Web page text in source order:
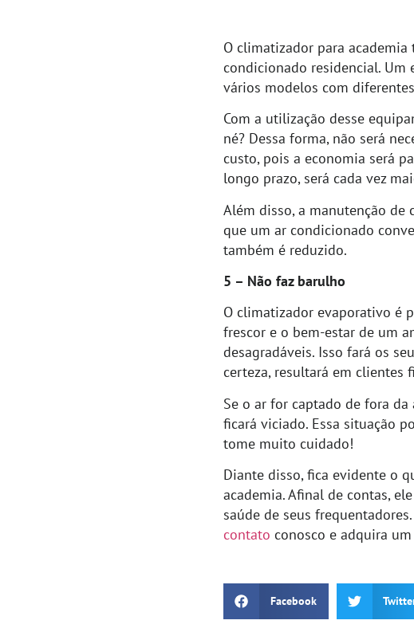
O climatizador para
condicionado residencial. Um
vários modelos com
Com a utilização desse
né? Dessa forma, não será
custo, pois a economia será
longo prazo, será cada vez
Além disso, a manutenção
que um ar condicionado
também é reduzido.
5 – Não faz barulho
O climatizador evaporativo é
frescor e o bem-estar de um
desagradáveis. Isso fará os
certeza, resultará em clientes
Se o ar for captado de fora
ficará viciado. Essa situação
tome muito cuidado!
Diante disso, fica evidente o
academia. Afinal de contas,
saúde de seus
contato conosco e adquira
Facebook